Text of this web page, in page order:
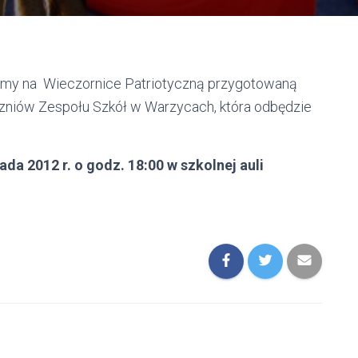
na Wieczornice Patriotyczną przygotowaną
Zespołu Szkół w Warzycach, która odbędzie
2012 r. o godz. 18:00 w szkolnej auli